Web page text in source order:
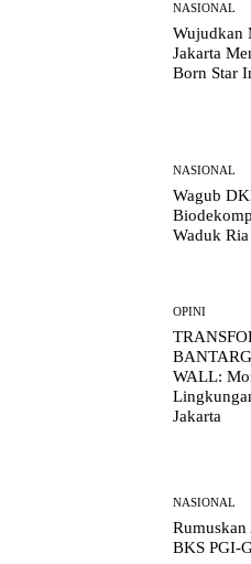
NASIONAL
Wujudkan
Jakarta
Born Star
NASIONAL
Wagub
Waduk
OPINI
WALL:
Jakarta
NASIONAL
Rumuskan
BKS PGI-